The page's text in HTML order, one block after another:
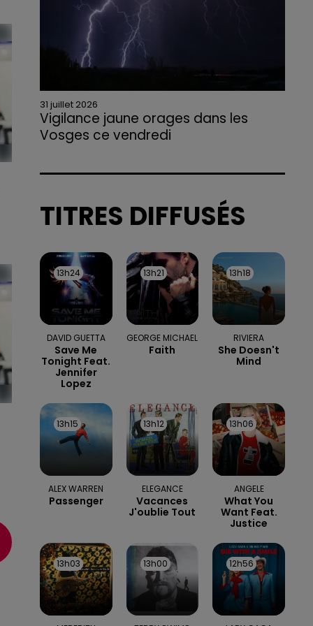
31 juillet 2026
Vigilance jaune orages dans les
Vosges ce vendredi
précipitations sont attendues en deuxième
Vosges.
TITRES DIFFUSÉS
13h24
13h24
DAVID GUETTA
Save Me
Tonight Feat.
Jennifer
Lopez
13h21
13h21
GEORGE MICHAEL
Faith
13h18
13h18
RIVIERA
She Doesn't
Mind
13h15
13h15
ALEX WARREN
Passenger
13h12
13h12
ELEGANCE
Vacances
J'oublie Tout
13h06
13h06
ANGELE
What You
Want Feat.
Justice
13h03
13h03 13h00
13h00 12h56
12h56